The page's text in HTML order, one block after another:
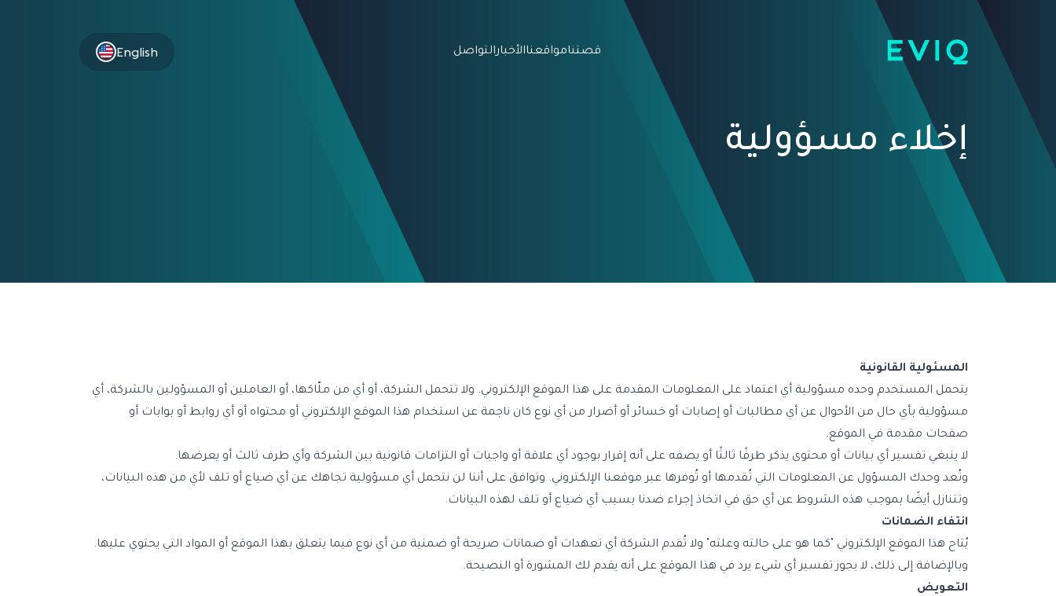
قصتنامواقعناالأخبارالتواصل English
إخلاء مسؤولية
المسئولية القانونية
يتحمل المستخدم وحده مسؤولية أي اعتماد على المعلومات المقدمة على هذا الموقع الإلكتروني. ولا تتحمل الشركة، أو أي من ملّاكها، أو العاملين أو المسؤولين بالشركة، أي
مسؤولية بأي حال من الأحوال عن أي مطالبات أو إصابات أو خسائر أو أضرار من أي نوع كان ناجمة عن استخدام هذا الموقع الإلكتروني أو محتواه أو أي روابط أو بوابات أو
صفحات مقدمة في الموقع.
لا ينبغي تفسير أي بيانات أو محتوى يذكر طرفًا ثالثًا أو يصفه على أنه إقرار بوجود أي علاقة أو واجبات أو التزامات قانونية بين الشركة وأي طرف ثالث أو يعرضها.
وتُعد وحدك المسؤول عن المعلومات التي تُقدمها أو تُوفرها عبر موقعنا الإلكتروني. وتوافق على أننا لن نتحمل أي مسؤولية تجاهك عن أي ضياع أو تلف لأي من هذه البيانات،
وتتنازل أيضًا بموجب هذه الشروط عن أي حق في اتخاذ إجراء ضدنا بسبب أي ضياع أو تلف لهذه البيانات.
انتفاء الضمانات
يُتاح هذا الموقع الإلكتروني "كما هو على حالته وعلته" ولا تُقدم الشركة أي تعهدات أو ضمانات صريحة أو ضمنية من أي نوع فيما يتعلق بهذا الموقع أو المواد التي يحتوي عليها.
وبالإضافة إلى ذلك، لا يجوز تفسير أي شيء يرد في هذا الموقع على أنه يقدم لك المشورة أو النصيحة.
التعويض